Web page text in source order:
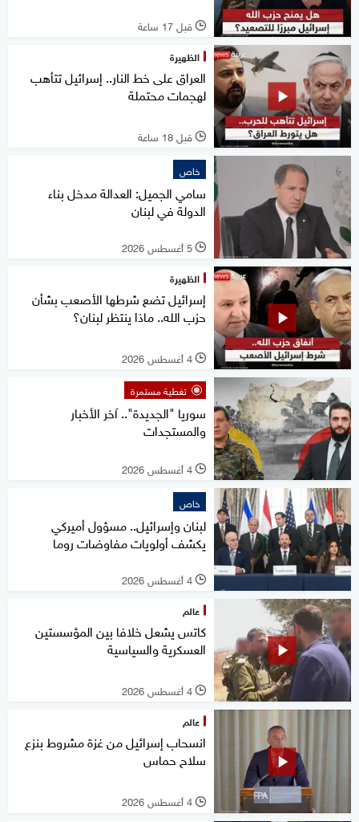
l قبل 17 ساعة
الظهيرة
العراق على خط النار.. إسرائيل تتأهب
لهجمات محتملة
l قبل 18 ساعة
خاص
سامي الجميل: العدالة مدخل بناء
الدولة في لبنان
l 5 أغسطس 2026
الظهيرة
إسرائيل تضع شرطها الأصعب بشأن
حزب الله.. ماذا ينتظر لبنان؟
l 4 أغسطس 2026
تغطية مستمرة
سوريا "الجديدة".. آخر الأخبار
والمستجدات
l 4 أغسطس 2026
خاص
لبنان وإسرائيل.. مسؤول أميركي
يكشف أولويات مفاوضات روما
l 4 أغسطس 2026
عالم
كاتس يشعل خلافا بين المؤسستين
العسكرية والسياسية
l 4 أغسطس 2026
عالم
انسحاب إسرائيل من غزة مشروط بنزع
سلاح حماس
l 4 أغسطس 2026